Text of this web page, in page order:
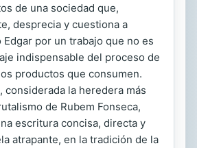
de una sociedad que,
desprecia y cuestiona a
Edgar por un trabajo que no es
indispensable del proceso de
productos que consumen.
considerada la heredera más
de Rubem Fonseca,
escritura concisa, directa y
atrapante, en la tradición de la